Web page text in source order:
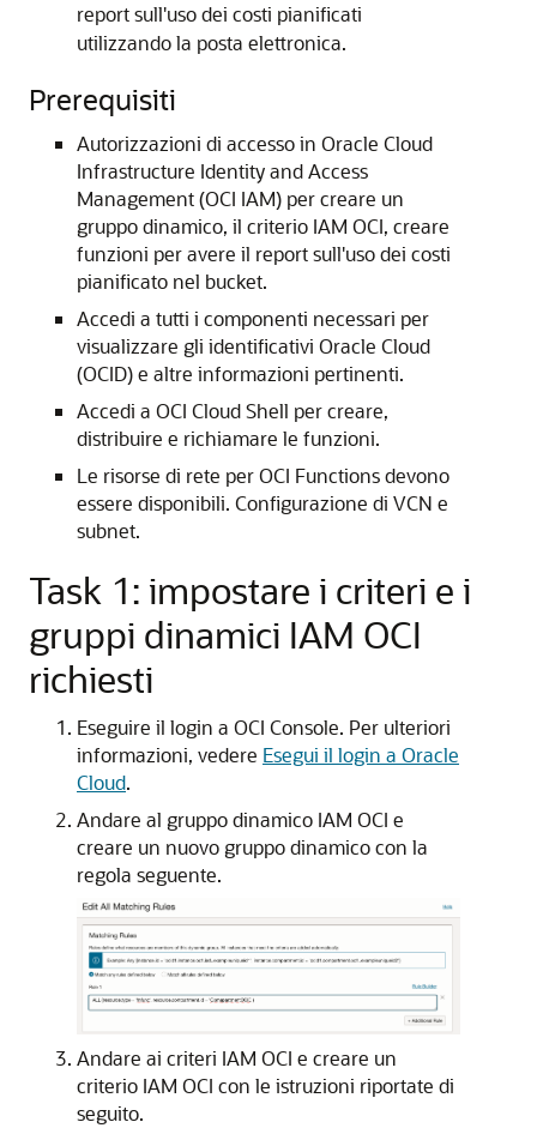
report sull'uso dei costi pianificati
utilizzando la posta elettronica.
Prerequisiti
Autorizzazioni di accesso in Oracle Cloud
Infrastructure Identity and Access
Management (OCI IAM) per creare un
gruppo dinamico, il criterio IAM OCI, creare
funzioni per avere il report sull'uso dei costi
pianificato nel bucket.
Accedi a tutti i componenti necessari per
visualizzare gli identificativi Oracle Cloud
(OCID) e altre informazioni pertinenti.
Accedi a OCI Cloud Shell per creare,
distribuire e richiamare le funzioni.
Le risorse di rete per OCI Functions devono
essere disponibili. Configurazione di VCN e
subnet.
Task 1: impostare i criteri e i
gruppi dinamici IAM OCI
richiesti
Eseguire il login a OCI Console. Per ulteriori
informazioni, vedere Esegui il login a Oracle
Cloud.
Andare al gruppo dinamico IAM OCI e
creare un nuovo gruppo dinamico con la
regola seguente.
Andare ai criteri IAM OCI e creare un
criterio IAM OCI con le istruzioni riportate di
seguito.